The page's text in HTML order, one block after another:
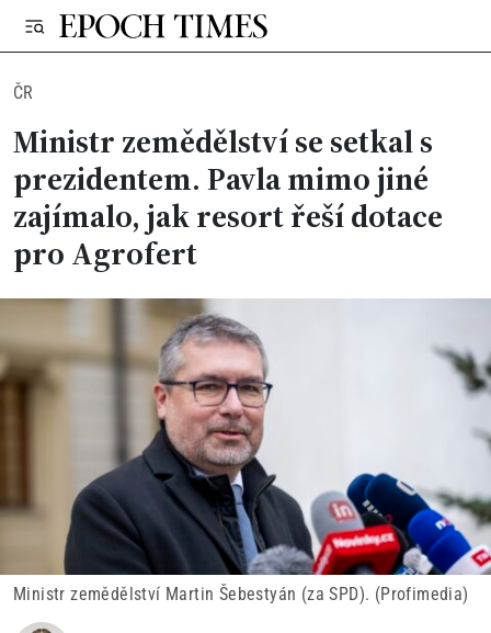
ČR
Ministr zemědělství se setkal s
prezidentem. Pavla mimo jiné
zajímalo, jak resort řeší dotace
pro Agrofert
Ministr zemědělství Martin Šebestyán (za SPD). (Profimedia)